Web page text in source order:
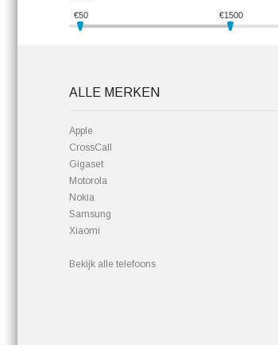
€50 €1500
ALLE MERKEN
Apple
CrossCall
Gigaset
Motorola
Nokia
Samsung
Xiaomi
Bekijk alle telefoons